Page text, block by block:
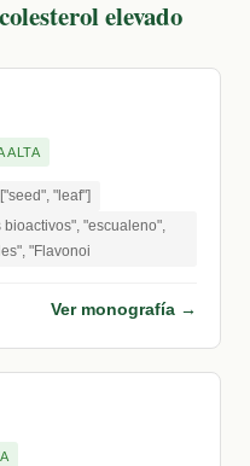
elevado
ALTA
"leaf"]
"escualeno",
"Flavonoi
Ver monografía →